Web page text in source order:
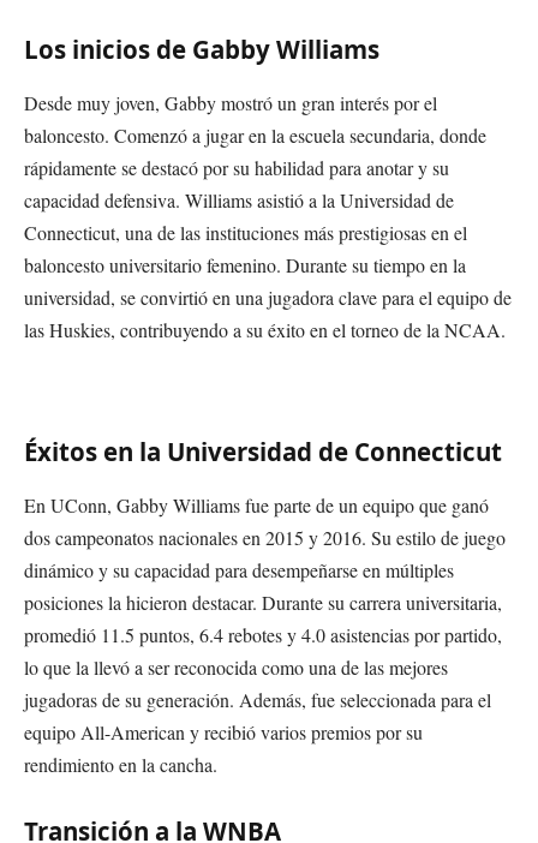
Los inicios de Gabby Williams
Desde muy joven, Gabby mostró un gran interés por el
baloncesto. Comenzó a jugar en la escuela secundaria, donde
rápidamente se destacó por su habilidad para anotar y su
capacidad defensiva. Williams asistió a la Universidad de
Connecticut, una de las instituciones más prestigiosas en el
baloncesto universitario femenino. Durante su tiempo en la
universidad, se convirtió en una jugadora clave para el equipo de
las Huskies, contribuyendo a su éxito en el torneo de la NCAA.
Éxitos en la Universidad de Connecticut
En UConn, Gabby Williams fue parte de un equipo que ganó
dos campeonatos nacionales en 2015 y 2016. Su estilo de juego
dinámico y su capacidad para desempeñarse en múltiples
posiciones la hicieron destacar. Durante su carrera universitaria,
promedió 11.5 puntos, 6.4 rebotes y 4.0 asistencias por partido,
lo que la llevó a ser reconocida como una de las mejores
jugadoras de su generación. Además, fue seleccionada para el
equipo All-American y recibió varios premios por su
rendimiento en la cancha.
Transición a la WNBA